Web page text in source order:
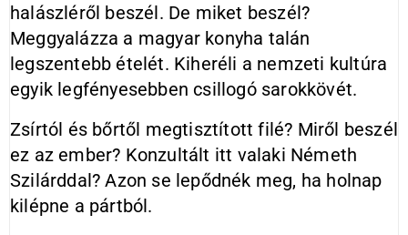
halászléről beszél. De miket beszél?
Meggyalázza a magyar konyha talán
legszentebb ételét. Kiheréli a nemzeti kultúra
egyik legfényesebben csillogó sarokkövét.
Zsírtól és bőrtől megtisztított filé? Miről beszél
ez az ember? Konzultált itt valaki Németh
Szilárddal? Azon se lepődnék meg, ha holnap
kilépne a pártból.